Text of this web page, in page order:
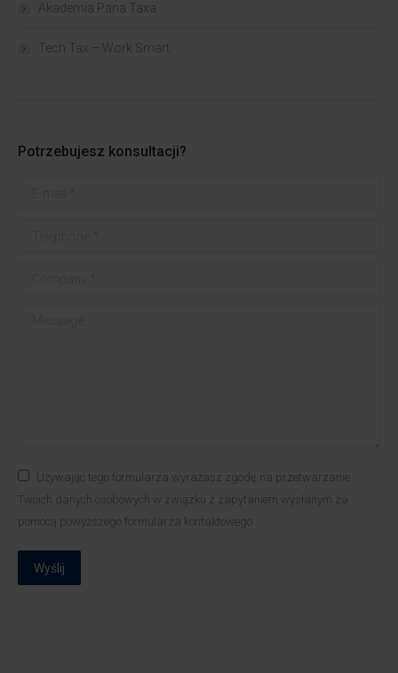
Akademia Pana Taxa
Tech Tax – Work Smart
Potrzebujesz konsultacji?
Używając tego formularza wyrażasz zgodę na przetwarzanie
Twoich danych osobowych w związku z zapytaniem wysłanym za
pomocą powyższego formularza kontaktowego
Wyślij